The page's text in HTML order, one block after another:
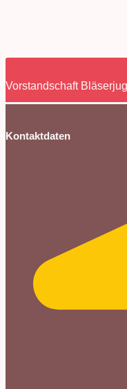
Vorstandschaft
Kontaktdaten